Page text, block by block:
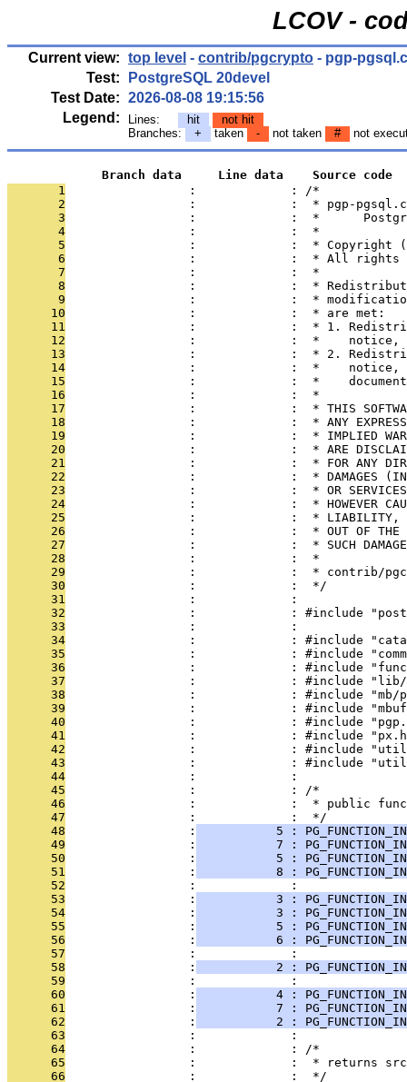
LCOV -
Current view: top level - contrib/pgcrypto - pgp-pgsql.c
Test:
PostgreSQL 20devel
Test Date: 2026-08-08 19:15:56
Legend:
Lines: hit
not hit
Branches:
+ taken - not taken # not
             Branch data     Line data    Source code
       1
                 :             : /*
       2
                 :             :  * pgp-pgsql.c
       3
:             :  *
       4
                 :             :  *
       5
:             :  * Copyright
       6
:             :  * All rights
       7
                 :             :  *
       8
:             :  *
       9
:             :  *
      10
                 :             :  * are met:
      11
:             :  * 1.
      12
:             :  *
      13
:             :  * 2.
      14
:             :  *
      15
:             :  *
      16
                 :             :  *
      17
:             :  * THIS
      18
:             :  * ANY
      19
:             :  * IMPLIED
      20
:             :  * ARE
      21
:             :  * FOR ANY
      22
:             :  * DAMAGES
      23
:             :  * OR
      24
:             :  * HOWEVER
      25
:             :  *
      26
:             :  * OUT OF
      27
:             :  * SUCH
      28
                 :             :  *
      29
:             :  * contrib/
      30
                 :             :  */
      31
                 :             :
      32
:             : #include
      33
                 :             :
      34
:             : #include
      35
:             : #include
      36
:             : #include
      37
:             : #include
      38
:             : #include "mb/
      39
:             : #include
      40
:             : #include
      41
:             : #include
      42
:             : #include
      43
:             : #include
      44
                 :             :
      45
                 :             : /*
      46
:             :  * public
      47
                 :             :  */
      48
                 :
5 :
      49
                 :
7 :
      50
                 :
5 :
      51
                 :
8 :
      52
                 :             :
      53
                 :
3 :
      54
                 :
3 :
      55
                 :
5 :
      56
                 :
6 :
      57
                 :             :
      58
                 :
2 :
      59
                 :             :
      60
                 :
4 :
      61
                 :
7 :
      62
                 :
2 :
      63
                 :             :
      64
                 :             : /*
      65
:             :  * returns
      66
                 :             :  */